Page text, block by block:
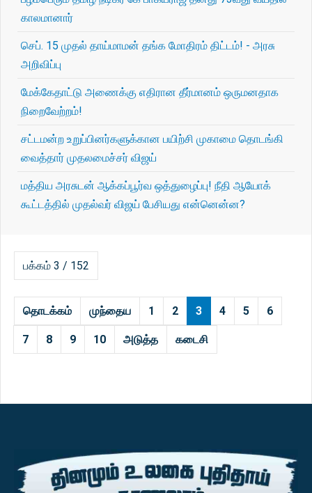
காலமானார்
செப். 15 முதல் தாய்மாமன் தங்க மோதிரம் திட்டம்! - அரசு
அறிவிப்பு
மேக்கேதாட்டு அணைக்கு எதிரான தீர்மானம் ஒருமனதாக
நிறைவேற்றம்!
சட்டமன்ற உறுப்பினர்களுக்கான பயிற்சி முகாமை தொடங்கி
வைத்தார் முதலமைச்சர் விஜய்
மத்திய அரசுடன் ஆக்கப்பூர்வ ஒத்துழைப்பு! நீதி ஆயோக்
கூட்டத்தில் முதல்வர் விஜய் பேசியது என்னென்ன?
பக்கம் 3 / 152
தொடக்கம் முந்தைய 1 2 3 4 5 6
7 8 9 10 அடுத்த கடைசி